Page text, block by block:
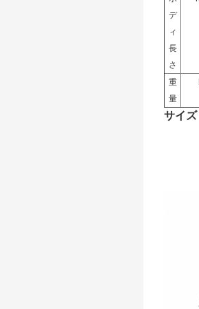
デ
ィ
長
さ
重
量
サイズ